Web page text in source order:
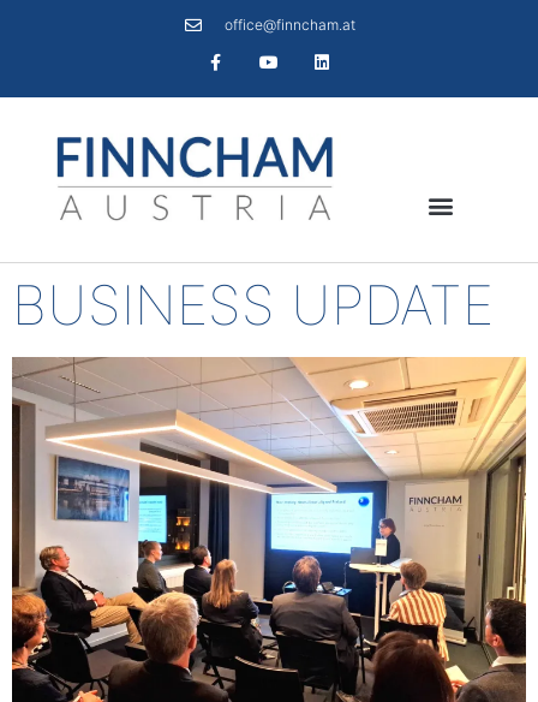
office@finncham.at
BUSINESS UPDATE